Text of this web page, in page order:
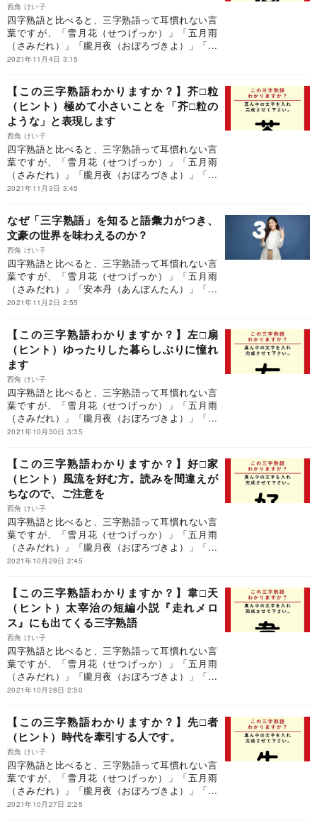
西角 けい子
四字熟語と比べると、三字熟語って耳慣れない言
葉ですが、「雪月花（せつげっか）」「五月雨
（さみだれ）」「朧月夜（おぼろづきよ）」「安
本丹（あんぽんたん）」「頓珍漢（とんちんか
（だいだんえん）」など、三字熟語の世界は多彩
です。是非、三字熟語の世界を堪能ください！
2021年11月4日 3:15
【この三字熟語わかりますか？】芥□粒
（ヒント）極めて小さいことを「芥□粒の
ような」と表現します
西角 けい子
四字熟語と比べると、三字熟語って耳慣れない言
葉ですが、「雪月花（せつげっか）」「五月雨
（さみだれ）」「朧月夜（おぼろづきよ）」「安
本丹（あんぽんたん）」「頓珍漢（とんちんか
（だいだんえん）」など、三字熟語の世界は多彩
です。是非、三字熟語の世界を堪能ください！
2021年11月3日 3:45
なぜ「三字熟語」を知ると語彙力がつき、
文豪の世界を味わえるのか？
西角 けい子
四字熟語と比べると、三字熟語って耳慣れない言
葉ですが、「雪月花（せつげっか）」「五月雨
（さみだれ）」「安本丹（あんぽんたん）」「頓
珍漢（とんちんかん）」「大団円（だいだんえ
ょい）」など三字熟語の世界は多彩。今回は、
『世にも美しい三字熟語』の著者、西角けい子さ
んに奥深い三字熟語の世界について聞いた。
2021年11月2日 2:55
【この三字熟語わかりますか？】左□扇
（ヒント）ゆったりした暮らしぶりに憧れ
ます
西角 けい子
四字熟語と比べると、三字熟語って耳慣れない言
葉ですが、「雪月花（せつげっか）」「五月雨
（さみだれ）」「朧月夜（おぼろづきよ）」「安
本丹（あんぽんたん）」「頓珍漢（とんちんか
（だいだんえん）」など、三字熟語の世界は多彩
です。是非、三字熟語の世界を堪能ください！
2021年10月30日 3:35
【この三字熟語わかりますか？】好□家
（ヒント）風流を好む方。読みを間違えが
ちなので、ご注意を
西角 けい子
四字熟語と比べると、三字熟語って耳慣れない言
葉ですが、「雪月花（せつげっか）」「五月雨
（さみだれ）」「朧月夜（おぼろづきよ）」「安
本丹（あんぽんたん）」「頓珍漢（とんちんか
（だいだんえん）」など、三字熟語の世界は多彩
です。是非、三字熟語の世界を堪能ください！
2021年10月29日 2:45
【この三字熟語わかりますか？】韋□天
（ヒント）太宰治の短編小説『走れメロ
ス』にも出てくる三字熟語
西角 けい子
四字熟語と比べると、三字熟語って耳慣れない言
葉ですが、「雪月花（せつげっか）」「五月雨
（さみだれ）」「朧月夜（おぼろづきよ）」「安
本丹（あんぽんたん）」「頓珍漢（とんちんか
（だいだんえん）」など、三字熟語の世界は多彩
です。是非、三字熟語の世界を堪能ください！
2021年10月28日 2:50
【この三字熟語わかりますか？】先□者
（ヒント）時代を牽引する人です。
西角 けい子
四字熟語と比べると、三字熟語って耳慣れない言
葉ですが、「雪月花（せつげっか）」「五月雨
（さみだれ）」「朧月夜（おぼろづきよ）」「安
本丹（あんぽんたん）」「頓珍漢（とんちんか
2021年10月27日 2:25